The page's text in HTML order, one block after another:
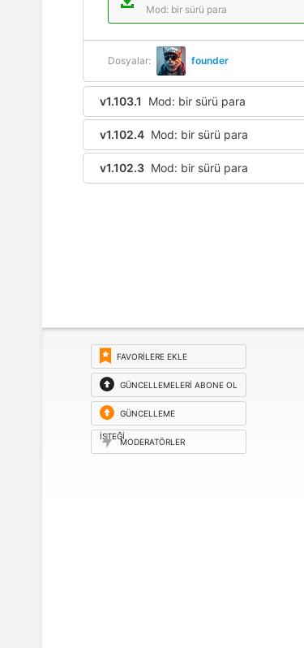
Mod: bir sürü para
Dosyalar: founder
v1.103.1 Mod: bir sürü para
v1.102.4 Mod: bir sürü para
v1.102.3 Mod: bir sürü para
FAVORILERE EKLE
GÜNCELLEMELERI ABONE OL
GÜNCELLEME
ISTEĞI
MODERATÖRLER